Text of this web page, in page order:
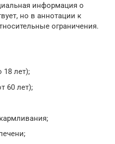
информация о
но в аннотации к
ограничения.
18 лет);
60 лет);